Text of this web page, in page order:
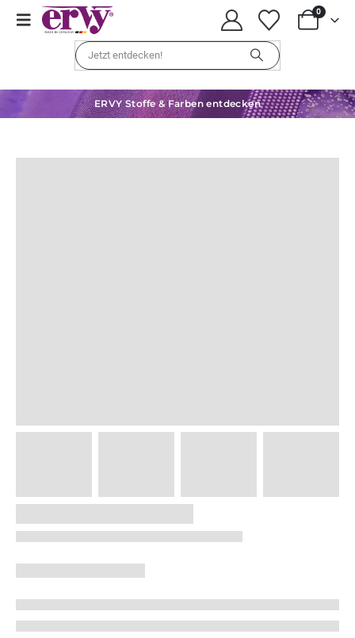
0
ERVY Stoffe & Farben entdecken